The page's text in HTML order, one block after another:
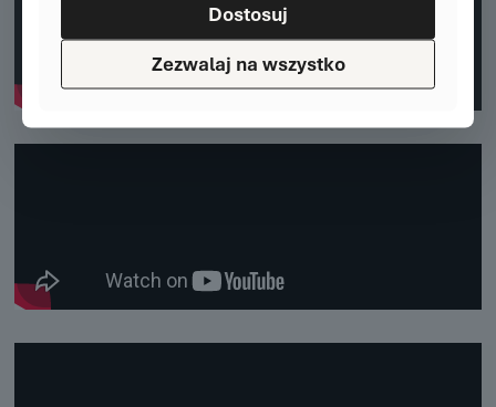
Dostosuj
Zezwalaj na wszystko